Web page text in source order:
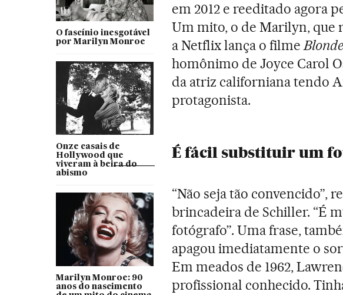
O fascínio inesgotável
por Marilyn Monroe
Onze casais de
Hollywood que
viveram à beira do
abismo
Marilyn Monroe: 90
anos do nascimento
em 2012 e reeditado agora
Um mito, o de Marilyn, que
a Netflix lança o filmeBlonde
homônimo de Joyce Carol
da atriz californiana tendo
protagonista.
É fácil substituir um
“Não seja tão convencido”,
brincadeira de Schiller. “É
fotógrafo”. Uma frase,
apagou imediatamente o
Em meados de 1962,
profissional conhecido.